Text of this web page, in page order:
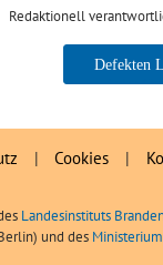
Redaktionell
Anika
| Cookies |
Landesinstituts
und des